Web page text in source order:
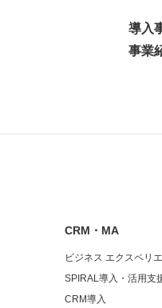
導入
事業
CRM・MA
ビジネス エクスペリ
SPIRAL導入・活用支
CRM導入